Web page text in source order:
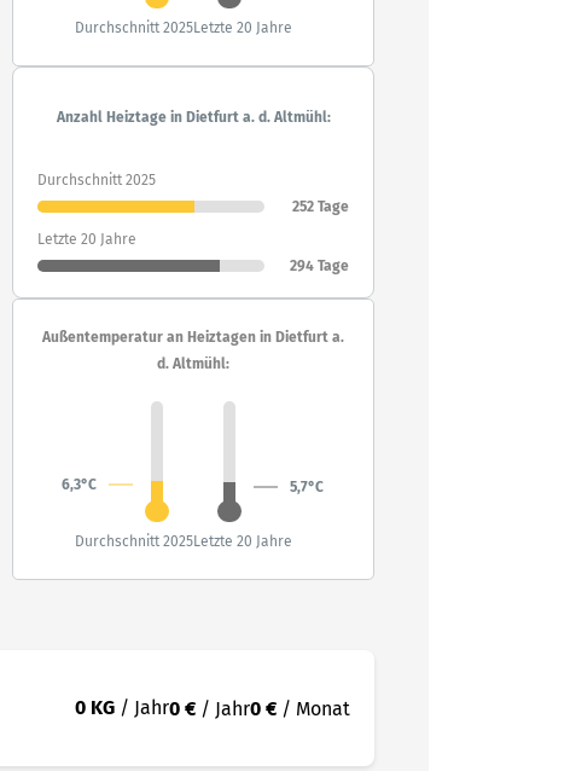
Durchschnitt 2025Letzte 20 Jahre
Anzahl Heiztage in Dietfurt a. d. Altmühl:
Durchschnitt 2025
252 Tage
Letzte 20 Jahre
294 Tage
Außentemperatur an Heiztagen in Dietfurt a.
d. Altmühl:
6,3°C 5,7°C
Durchschnitt 2025Letzte 20 Jahre
0 KG / Jahr0 € / Jahr0 € / Monat